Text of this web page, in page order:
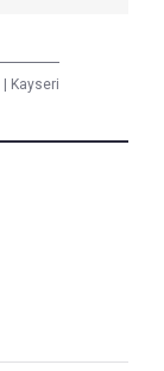
| Kayseri